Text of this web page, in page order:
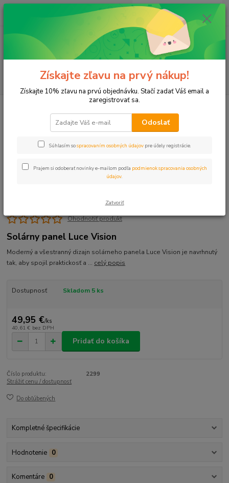
Menu
(Po-Pia, 8-17 hod.)
ks
za0 €
Príslušenstvo
LUCE VISION
Ohodnotiť produkt
Solárny panel Luce Vision
Moderný a všestranný dizajn solárneho panela Luce Vision je navrhnutý
tak, aby spojil praktickosť a ... celý popis
Dostupnosť Skladom 5 ks
49,95 €/ks
40,61 € bez DPH
Pridať do košíka
Číslo produktu:
2299
Strážiť cenu / dostupnosť
Do obľúbených
Kompletné špecifikácie
Hodnotenie 0
Komentáre 0
Získajte zľavu na prvý nákup!
Získajte 10% zľavu na prvú objednávku. Stačí zadať Váš email a
zaregistrovať sa.
Odoslať
Súhlasím sospracovaním osobných údajov pre účely registrácie.
Prajem si odoberať novinky e-mailom podľa podmienok spracovania osobných
údajov
Zatvoriť